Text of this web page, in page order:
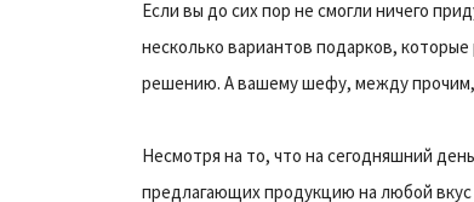
Если вы до сих пор не смогли ничего
несколько вариантов подарков,
решению. А вашему шефу, между прочим,
Несмотря на то, что на сегодняшний
предлагающих продукцию на любой